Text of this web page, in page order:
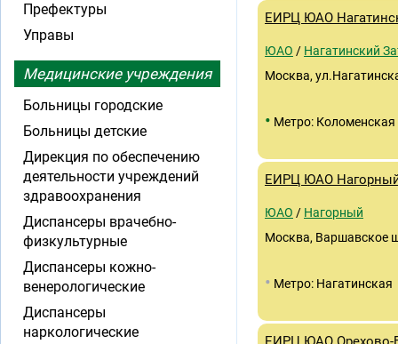
ЕИРЦ ЮАО
ЮАО / Нагатинский
Москва,
• Метро: Коломенская
ЕИРЦ ЮАО
ЮАО / Нагорный
Москва, Варшавское
• Метро: Нагатинская
Префектуры
Управы
Медицинские учреждения
Больницы городские
Больницы детские
Дирекция по обеспечению
деятельности учреждений
здравоохранения
Диспансеры врачебно-
физкультурные
Диспансеры кожно-
венерологические
Диспансеры
наркологические